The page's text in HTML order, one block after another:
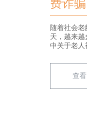
费诈骗
随着社会
天，越来
中关于老人
查